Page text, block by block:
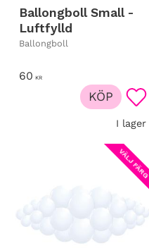
Ballongboll Small -
Luftfylld
Ballongboll
60 KR
I lager
KÖP
VÄLJ